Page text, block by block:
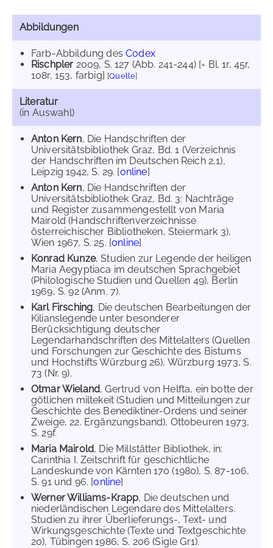
Abbildungen
Farb-Abbildung desCodex
Rischpler 2009, S. 127 (Abb. 241-244) [= Bl. 1r, 45r,
108r, 153, farbig] [Quelle]
Literatur
(in Auswahl)
Anton Kern, Die Handschriften der
Universitätsbibliothek Graz, Bd. 1 (Verzeichnis
der Handschriften im Deutschen Reich 2,1),
Leipzig 1942, S. 29. [online]
Anton Kern, Die Handschriften der
Universitätsbibliothek Graz, Bd. 3: Nachträge
und Register zusammengestellt von Maria
Mairold (Handschriftenverzeichnisse
österreichischer Bibliotheken, Steiermark 3),
Wien 1967, S. 25. [online]
Konrad Kunze, Studien zur Legende der heiligen
Maria Aegyptiaca im deutschen Sprachgebiet
(Philologische Studien und Quellen 49), Berlin
1969, S. 92 (Anm. 7).
Karl Firsching, Die deutschen Bearbeitungen der
Kilianslegende unter besonderer
Berücksichtigung deutscher
Legendarhandschriften des Mittelalters (Quellen
und Forschungen zur Geschichte des Bistums
und Hochstifts Würzburg 26), Würzburg 1973, S.
73 (Nr. 9).
Otmar Wieland, Gertrud von Helfta, ein botte der
götlichen miltekeit (Studien und Mitteilungen zur
Geschichte des Benediktiner-Ordens und seiner
Zweige, 22. Ergänzungsband), Ottobeuren 1973,
S. 29f.
Maria Mairold, Die Millstätter Bibliothek, in:
Carinthia I. Zeitschrift für geschichtliche
Landeskunde von Kärnten 170 (1980), S. 87-106,
S. 91 und 96. [online]
Werner Williams-Krapp, Die deutschen und
niederländischen Legendare des Mittelalters.
Studien zu ihrer Überlieferungs-, Text- und
Wirkungsgeschichte (Texte und Textgeschichte
20), Tübingen 1986, S. 206 (Sigle Gr1).